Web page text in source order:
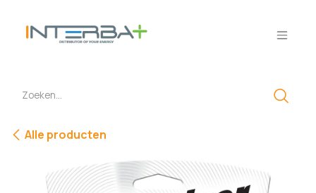
Alle producten